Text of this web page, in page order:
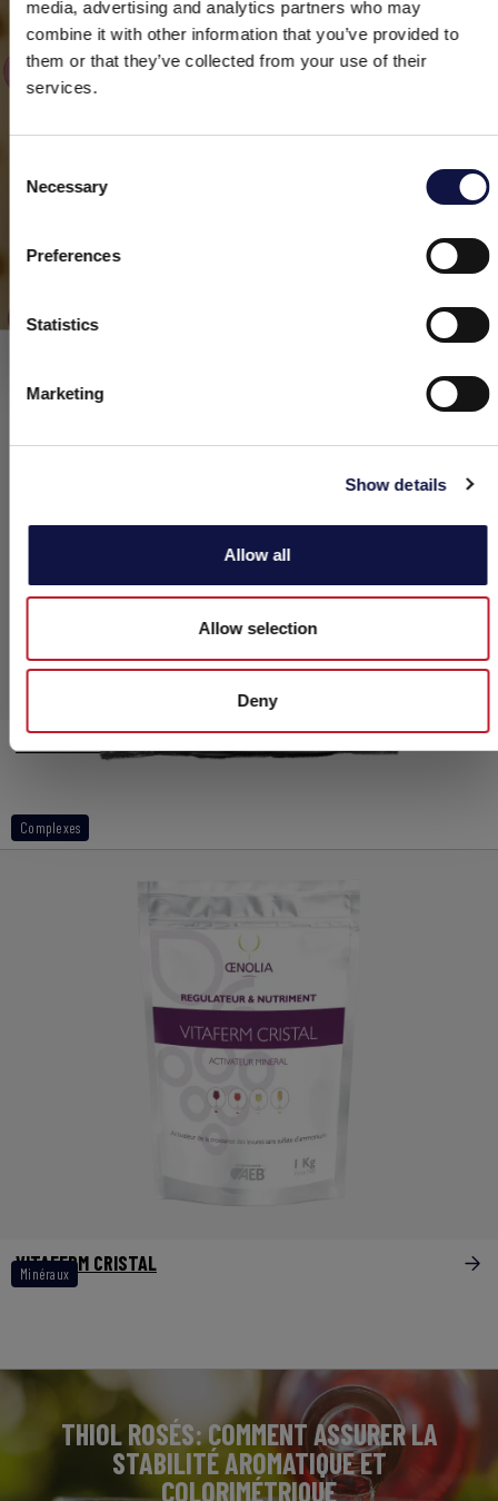
media, advertising and analytics partners who may
combine it with other information that you’ve provided to
them or that they’ve collected from your use of their
services.
Selection
Necessary
Preferences
Statistics
Marketing
Show details
Allow all
Allow selection
Deny
Le présent site est destiné à un public professionnel.
sont exclusivement réservés aux clients professionnels, aux
entreprises et aux professionnels (sociétés).
J’ai compris
Complexes
®
Minéraux
VITAFERM CRISTAL
THIOL ROSÉS: COMMENT ASSURER LA
STABILITÉ AROMATIQUE ET
COLORIMÉTRIQUE